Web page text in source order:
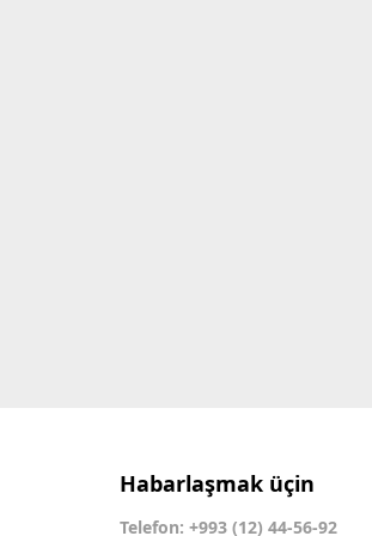
Habarlaşmak üçin
Telefon: +993 (12) 44-56-92